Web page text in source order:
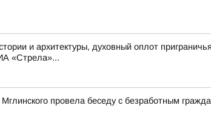
и архитектуры, духовный оплот
«Стрела»...
провела беседу с безработным